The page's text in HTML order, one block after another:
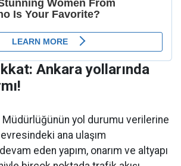
Ankara yollarında
Müdürlüğünün yol durumu verilerine
ana ulaşım
eden yapım, onarım ve altyapı